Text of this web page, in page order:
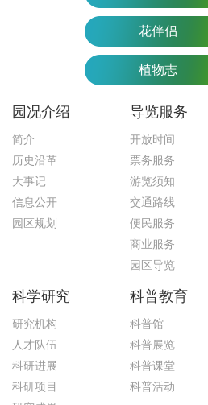
花伴侣
植物志
园况介绍
简介
历史沿革
大事记
信息公开
园区规划
导览服务
开放时间
票务服务
游览须知
交通路线
便民服务
商业服务
园区导览
科学研究
研究机构
人才队伍
科研进展
科研项目
科普教育
科普馆
科普展览
科普课堂
科普活动